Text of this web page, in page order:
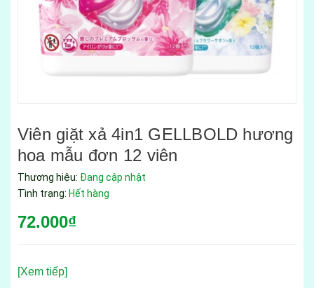
Viên giặt xả 4in1 GELLBOLD hương
hoa mẫu đơn 12 viên
Thương hiệu: Đang cập nhật
Tình trạng: Hết hàng
72.000₫
[Xem tiếp]